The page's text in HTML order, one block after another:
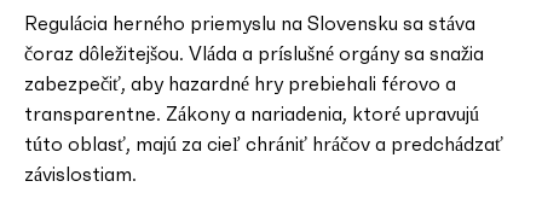
Regulácia herného priemyslu na Slovensku sa stáva
čoraz dôležitejšou. Vláda a príslušné orgány sa snažia
zabezpečiť, aby hazardné hry prebiehali férovo a
transparentne. Zákony a nariadenia, ktoré upravujú
túto oblasť, majú za cieľ chrániť hráčov a predchádzať
závislostiam.